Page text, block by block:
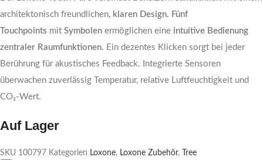
architektonisch freundlichen, klaren Design. Fünf
Touchpoints mit Symbolen ermöglichen eine intuitive Bedienung
zentraler Raumfunktionen. Ein dezentes Klicken sorgt bei jeder
Berührung für akustisches Feedback. Integrierte Sensoren
überwachen zuverlässig Temperatur, relative Luftfeuchtigkeit und
CO₂-Wert.
Auf Lager
SKU 100797 Kategorien Loxone, Loxone Zubehör, Tree